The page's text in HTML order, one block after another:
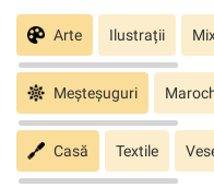
Arte Ilustrații
Meșteșuguri
Casă Textile